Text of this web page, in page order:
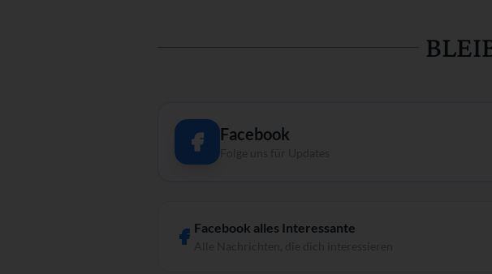
Facebook
Folge uns für Updates
Facebook alles Interessante